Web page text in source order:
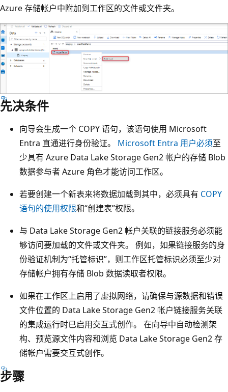
Azure 存储帐户中附加到工作区的文件或文件夹。
先决条件
向导会生成一个 COPY 语句，该语句使用 Microsoft
Entra 直通进行身份验证。 Microsoft Entra 用户必须至
少具有 Azure Data Lake Storage Gen2 帐户的存储 Blob
数据参与者 Azure 角色才能访问工作区。
若要创建一个新表来将数据加载到其中，必须具有 COPY
语句的使用权限和“创建表”权限。
与 Data Lake Storage Gen2 帐户关联的链接服务必须能
够访问要加载的文件或文件夹。 例如，如果链接服务的身
份验证机制为“托管标识”，则工作区托管标识必须至少对
存储帐户拥有存储 Blob 数据读取者权限。
如果在工作区上启用了虚拟网络，请确保与源数据和错误
文件位置的 Data Lake Storage Gen2 帐户链接服务关联
的集成运行时已启用交互式创作。 在向导中自动检测架
构、预览源文件内容和浏览 Data Lake Storage Gen2 存
储帐户需要交互式创作。
步骤